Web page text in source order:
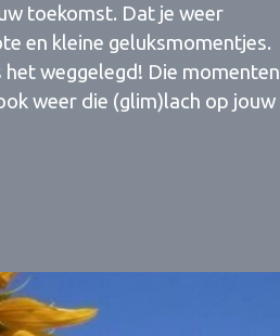
toekomst. Dat je weer
en kleine geluksmomentjes.
weggelegd! Die momenten
weer die (glim)lach op jouw